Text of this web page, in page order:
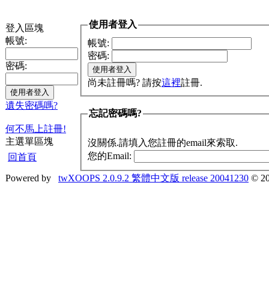
登入區塊
帳號:
密碼:
遺失密碼嗎?
何不馬上註冊!
主選單區塊
回首頁
使用者登入
帳號:
密碼:
尚未註冊嗎? 請按這裡註冊.
忘記密碼嗎?
沒關係.請填入您註冊的email來索取.
您的Email:
Powered by twXOOPS 2.0.9.2 繁體中文版 release 20041230 ©